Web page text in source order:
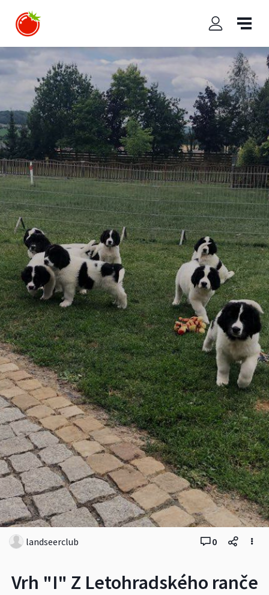
Vrh "I" Z Letohradského ranče
landseerclub 0